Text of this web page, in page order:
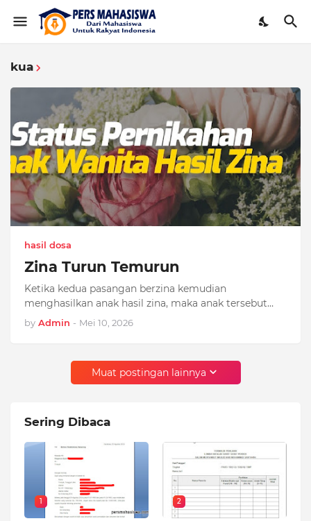
kua
hasil dosa
Zina Turun Temurun
Ketika kedua pasangan berzina kemudian
menghasilkan anak hasil zina, maka anak tersebut…
by Admin - Mei 10, 2026
Muat postingan lainnya
Sering Dibaca
1 2